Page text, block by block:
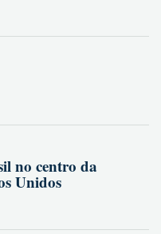
no centro da
Unidos